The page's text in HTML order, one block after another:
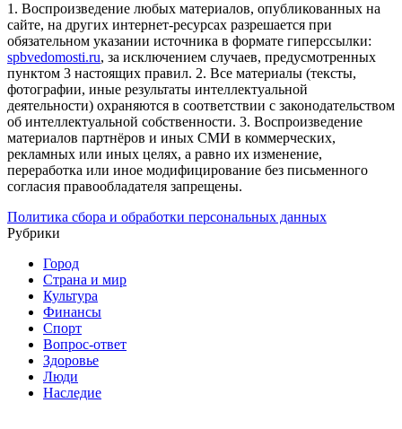
1. Воспроизведение любых материалов, опубликованных на
сайте, на других интернет-ресурсах разрешается при
обязательном указании источника в формате гиперссылки:
spbvedomosti.ru, за исключением случаев, предусмотренных
пунктом 3 настоящих правил. 2. Все материалы (тексты,
фотографии, иные результаты интеллектуальной
деятельности) охраняются в соответствии с законодательством
об интеллектуальной собственности. 3. Воспроизведение
материалов партнёров и иных СМИ в коммерческих,
рекламных или иных целях, а равно их изменение,
переработка или иное модифицирование без письменного
согласия правообладателя запрещены.
Политика сбора и обработки персональных данных
Рубрики
Город
Страна и мир
Культура
Финансы
Спорт
Вопрос-ответ
Здоровье
Люди
Наследие